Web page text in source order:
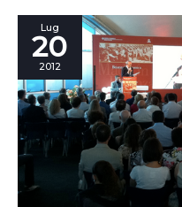
Lug
20
2012
Capacità,
affidabilità,
pazienza,
modestia.
Nicoletta